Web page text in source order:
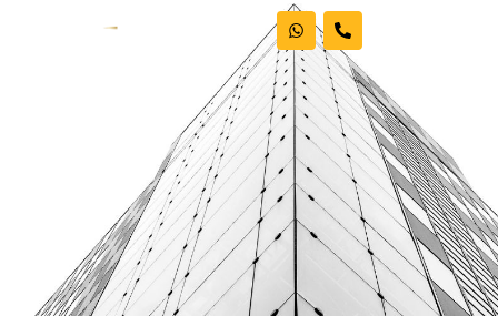
אודות המשרד
דיני עבודה
מקרקעין